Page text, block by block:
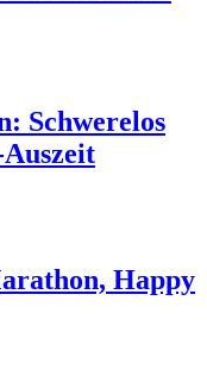
Schwerelos
Happy